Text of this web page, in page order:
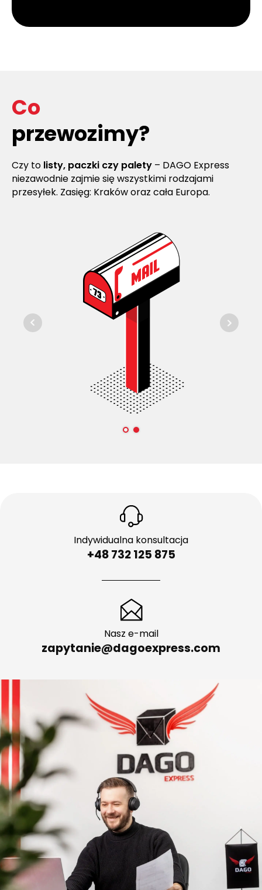
Co
przewozimy?
Czy to listy, paczki czy palety – DAGO Express
niezawodnie zajmie się wszystkimi rodzajami
przesyłek. Zasięg: Kraków oraz cała Europa.
Indywidualna konsultacja
+48 732 125 875
Nasz e-mail
zapytanie@dagoexpress.com